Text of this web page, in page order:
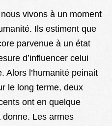
vivons à un moment
Ils estiment que
parvenue à un état
d’influencer celui
Alors l’humanité peinait
le long terme, deux
ont en quelque
donne. Les armes